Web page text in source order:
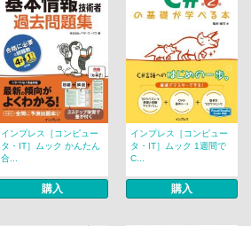
インプレス［コンピュー
タ・IT］ムック かんたん
合...
購入
インプレス［コンピュー
タ・IT］ムック 1週間で
C...
購入